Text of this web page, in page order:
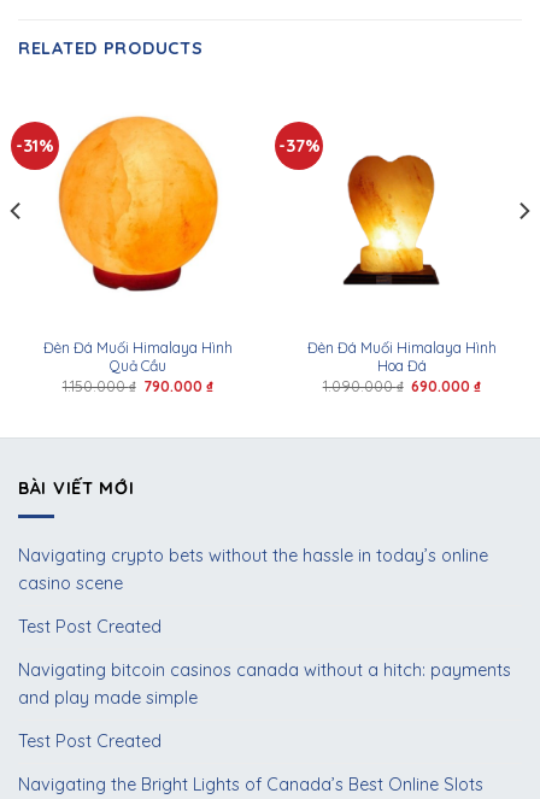
RELATED PRODUCTS
-31%
Đèn Đá Muối Himalaya Hình
Quả Cầu
1.150.000₫ 790.000₫
-37%
Đèn Đá Muối Himalaya Hình
Hoa Đá
1.090.000₫ 690.000₫
BÀI VIẾT MỚI
Navigating crypto bets without the hassle in today’s online
casino scene
Test Post Created
Navigating bitcoin casinos canada without a hitch: payments
and play made simple
Test Post Created
Navigating the Bright Lights of Canada’s Best Online Slots